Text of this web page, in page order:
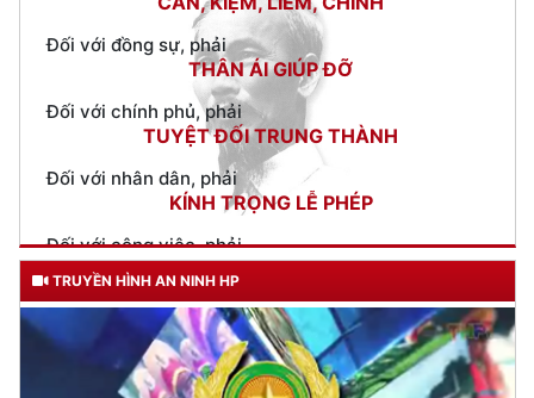
Đối với chính phủ, phải
TUYỆT ĐỐI TRUNG THÀNH
Đối với nhân dân, phải
KÍNH TRỌNG LỄ PHÉP
Đối với công việc, phải
TẬN TỤY
CƯƠNG QUYẾT, KHÔN KHÉO
gửi Công an Khu XII,
ngày 11 tháng 3 năm 1948.
TRUYỀN HÌNH AN NINH HP